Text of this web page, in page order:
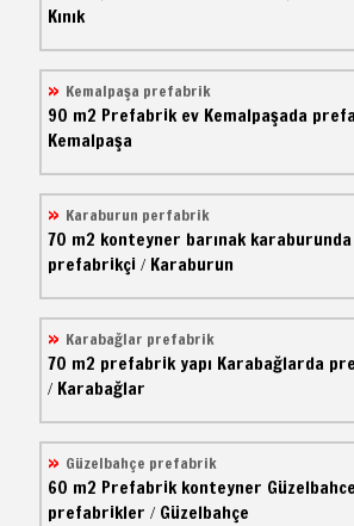
Kınık
Kemalpaşa prefabrik
90 m2 Prefabrik ev Kemalpaşada
Kemalpaşa
Karaburun perfabrik
70 m2 konteyner barınak karaburunda
prefabrikçi / Karaburun
Karabağlar prefabrik
70 m2 prefabrik yapı Karabağlarda
/ Karabağlar
Güzelbahçe prefabrik
60 m2 Prefabrik konteyner
prefabrikler / Güzelbahçe